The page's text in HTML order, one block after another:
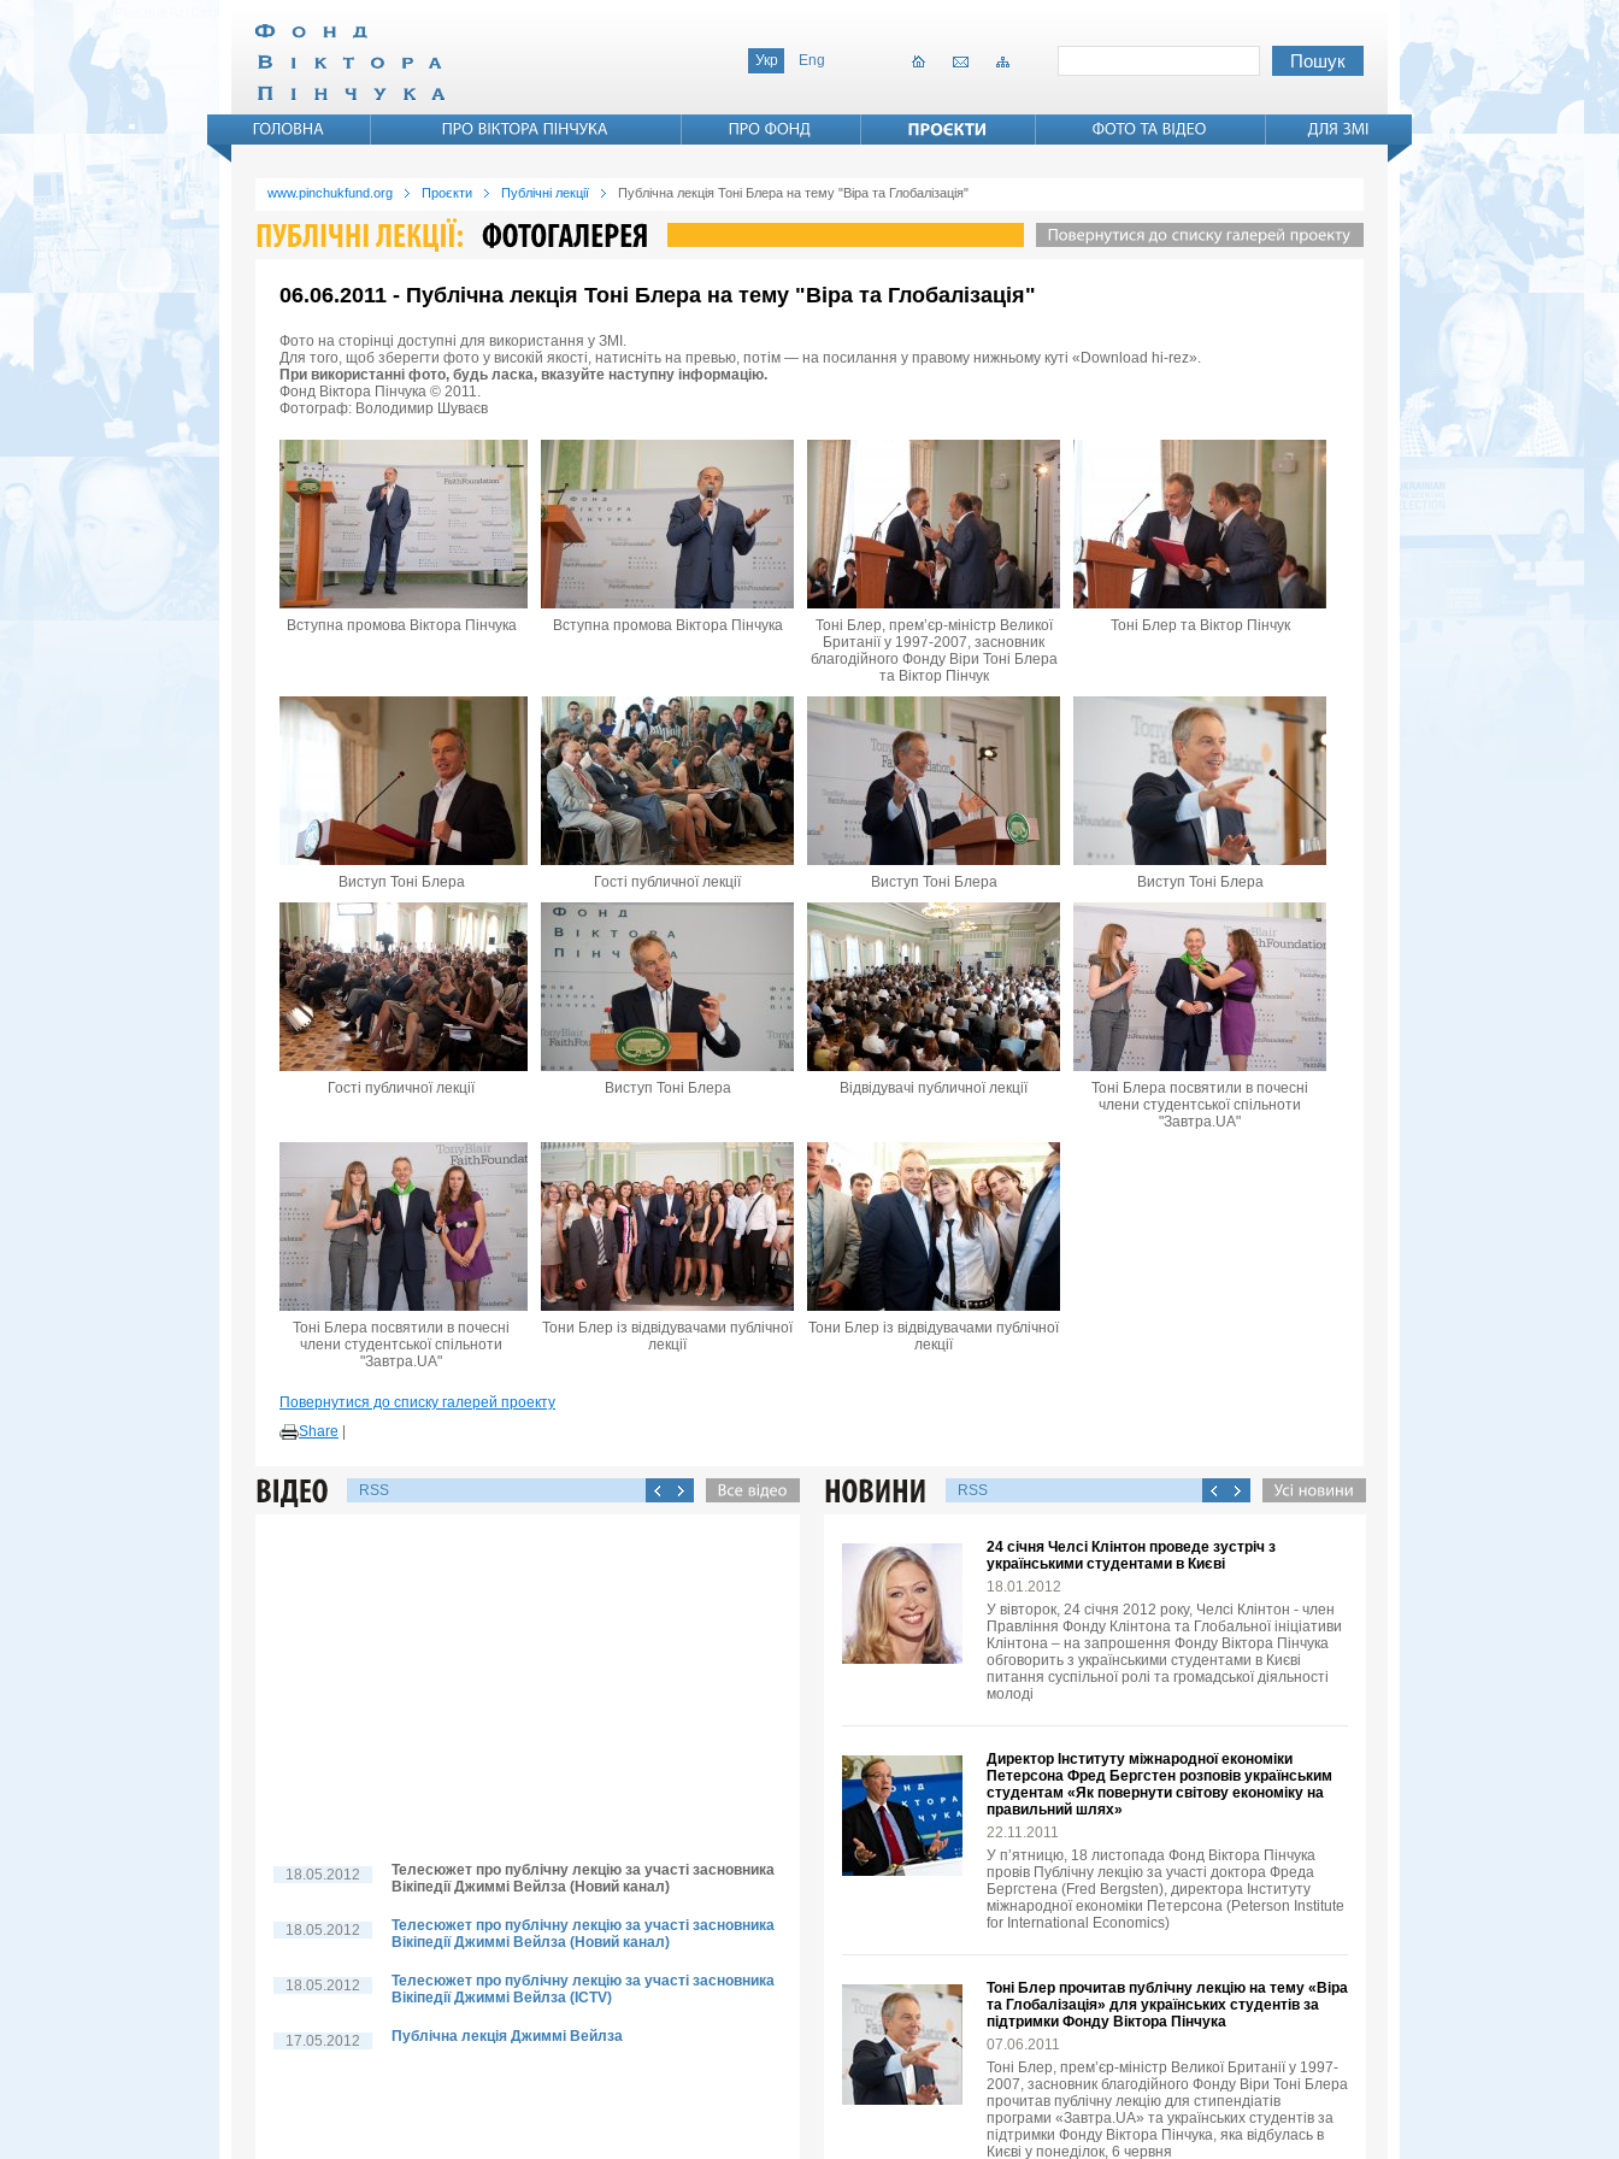
Укр Eng
www.pinchukfund.org Проєкти Публічні лекції Публічна лекція Тоні Блера на тему "Віра та Глобалізація"
06.06.2011 - Публічна лекція Тоні Блера на тему "Віра та Глобалізація"
Фото на сторінці доступні для використання у ЗМІ.
Для того, щоб зберегти фото у високій якості, натисніть на превью, потім — на посилання у правому нижньому куті «Download hi-rez».
При використанні фото, будь ласка, вказуйте наступну інформацію.
Фонд Віктора Пінчука © 2011.
Фотограф: Володимир Шуваєв
Вступна промова Віктора Пінчука Вступна промова Віктора Пінчука
Тоні Блер, прем’єр-міністр Великої
Британії у 1997-2007, засновник
благодійного Фонду Віри Тоні Блера
та Віктор Пінчук
Тоні Блер та Віктор Пінчук
Виступ Тоні Блера Гості публичної лекції Виступ Тоні Блера Виступ Тоні Блера
Гості публичної лекції Виступ Тоні Блера Відвідувачі публичної лекції
Тоні Блера посвятили в почесні
члени студентської спільноти
"Завтра.UA"
Тоні Блера посвятили в почесні
члени студентської спільноти
"Завтра.UA"
Тони Блер із відвідувачами публічної
лекції
Тони Блер із відвідувачами публічної
лекції
Повернутися до списку галерей проекту
Share
RSS
18.05.2012
Телесюжет про публічну лекцію за участі засновника
Вікіпедії Джиммі Вейлза (Новий канал)
18.05.2012
Телесюжет про публічну лекцію за участі засновника
Вікіпедії Джиммі Вейлза (Новий канал)
18.05.2012
Телесюжет про публічну лекцію за участі засновника
Вікіпедії Джиммі Вейлза (ICTV)
17.05.2012 Публічна лекція Джиммі Вейлза
RSS
24 січня Челсі Клінтон проведе зустріч з
українськими студентами в Києві
18.01.2012
У вівторок, 24 січня 2012 року, Челсі Клінтон - член
Правління Фонду Клінтона та Глобальної ініціативи
Клінтона – на запрошення Фонду Віктора Пінчука
обговорить з українськими студентами в Києві
питання суспільної ролі та громадської діяльності
молоді
Директор Інституту міжнародної економіки
Петерсона Фред Бергстен розповів українським
студентам «Як повернути світову економіку на
правильний шлях»
22.11.2011
У п’ятницю, 18 листопада Фонд Віктора Пінчука
провів Публічну лекцію за участі доктора Фреда
Бергстена (Fred Bergsten), директора Інституту
міжнародної економіки Петерсона (Peterson Institute
for International Economics)
Тоні Блер прочитав публічну лекцію на тему «Віра
та Глобалізація» для українських студентів за
підтримки Фонду Віктора Пінчука
07.06.2011
Тоні Блер, прем’єр-міністр Великої Британії у 1997-
2007, засновник благодійного Фонду Віри Тоні Блера
прочитав публічну лекцію для стипендіатів
програми «Завтра.UA» та українських студентів за
підтримки Фонду Віктора Пінчука, яка відбулась в
Києві у понеділок, 6 червня